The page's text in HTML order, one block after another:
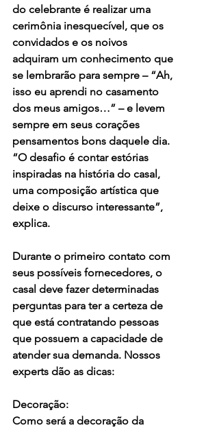
do celebrante é realizar uma
cerimônia inesquecível, que os
convidados e os noivos
adquiram um conhecimento que
se lembrarão para sempre – “Ah,
isso eu aprendi no casamento
dos meus amigos…” – e levem
sempre em seus corações
pensamentos bons daquele dia.
“O desafio é contar estórias
inspiradas na história do casal,
uma composição artística que
deixe o discurso interessante”,
explica.
Durante o primeiro contato com
seus possíveis fornecedores, o
casal deve fazer determinadas
perguntas para ter a certeza de
que está contratando pessoas
que possuem a capacidade de
atender sua demanda. Nossos
experts dão as dicas:
Decoração:
Como será a decoração da